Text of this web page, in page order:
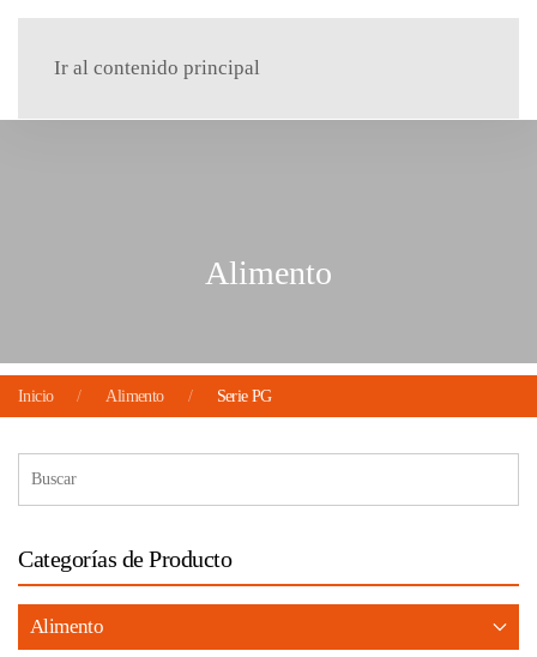
Ir al contenido principal
Menú
Alimento
Inicio Alimento Serie PG
Categorías de Producto
Alimento